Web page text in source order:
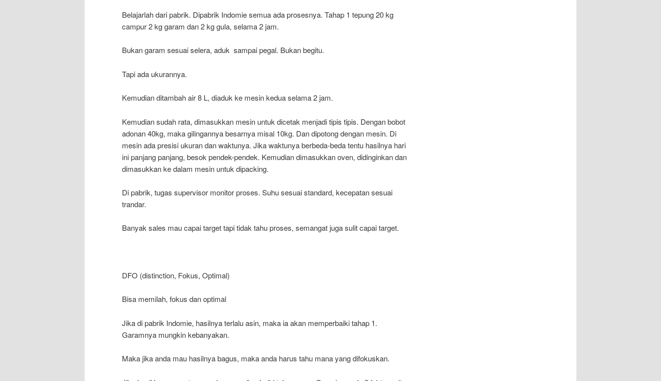
Belajarlah dari pabrik. Dipabrik Indomie semua ada prosesnya. Tahap 1 tepung 20 kg
campur 2 kg garam dan 2 kg gula, selama 2 jam.
Bukan garam sesuai selera, aduk sampai pegal. Bukan begitu.
Tapi ada ukurannya.
Kemudian ditambah air 8 L, diaduk ke mesin kedua selama 2 jam.
Kemudian sudah rata, dimasukkan mesin untuk dicetak menjadi tipis tipis. Dengan bobot
adonan 40kg, maka gilingannya besarnya misal 10kg. Dan dipotong dengan mesin. Di
mesin ada presisi ukuran dan waktunya. Jika waktunya berbeda-beda tentu hasilnya hari
ini panjang panjang, besok pendek-pendek. Kemudian dimasukkan oven, didinginkan dan
dimasukkan ke dalam mesin untuk dipacking.
Di pabrik, tugas supervisor monitor proses. Suhu sesuai standard, kecepatan sesuai
trandar.
Banyak sales mau capai target tapi tidak tahu proses, semangat juga sulit capai target.
DFO (distinction, Fokus, Optimal)
Bisa memilah, fokus dan optimal
Jika di pabrik Indomie, hasilnya terlalu asin, maka ia akan memperbaiki tahap 1.
Garamnya mungkin kebanyakan.
Maka jika anda mau hasilnya bagus, maka anda harus tahu mana yang difokuskan.